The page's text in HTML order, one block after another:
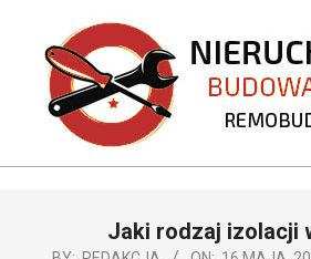
content
Jaki rodzaj izolacji